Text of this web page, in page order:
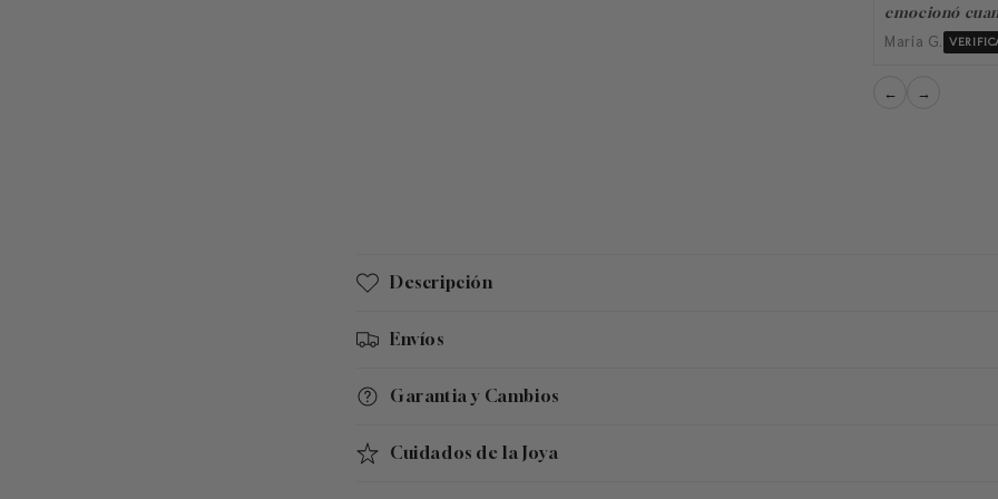
emocionó
María G.
← →
C
n
e
n
Descripción
Envíos
Garantia y Cambios
Cuidados de la Joya